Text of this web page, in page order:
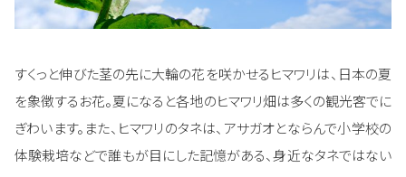
すくっと伸びた茎の先に大輪の花を咲かせるヒマワリは、日本の夏
を象徴するお花。夏になると各地のヒマワリ畑は多くの観光客でに
ぎわいます。また、ヒマワリのタネは、アサガオとならんで小学校の
体験栽培などで誰もが目にした記憶がある、身近なタネではない